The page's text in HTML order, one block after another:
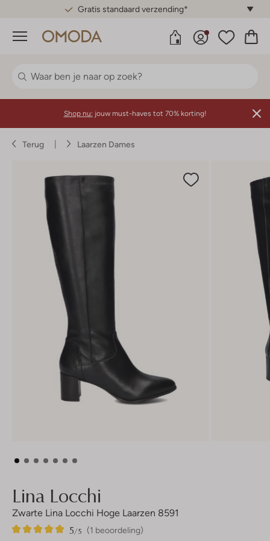
Gratis standaard verzending*
Menu
Shop nu: jouw must-haves tot 70% korting!
Terug Laarzen Dames
Lina Locchi
Zwarte Lina Locchi Hoge Laarzen 8591
(1 beoordeling)
5/5
1
5